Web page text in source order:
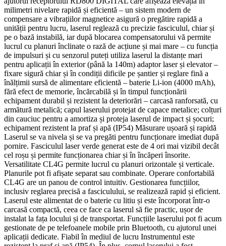
milimetri nivelare rapidă și eficientă – un sistem modern de
compensare a vibrațiilor magnetice asigură o pregătire rapidă a
unității pentru lucru, laserul reglează cu precizie fasciculul, chiar și
pe o bază instabilă, iar după blocarea compensatorului vă permite
lucrul cu planuri înclinate o rază de acțiune și mai mare – cu funcția
de impulsuri și cu senzorul puteți utiliza laserul la distanțe mari
pentru aplicații în exterior (până la 140m) adaptor laser și elevator –
fixare sigură chiar și în condiții dificile pe șantier și reglare fină a
înălțimii sursă de alimentare eficientă – baterie Li-ion (4000 mAh),
fără efect de memorie, încărcabilă și în timpul funcționării
echipament durabil și rezistent la deteriorări – carcasă ranforsată, cu
armătură metalică; capul laserului protejat de capace metalice; colțuri
din cauciuc pentru a amortiza și proteja laserul de impact și șocuri;
echipament rezistent la praf și apă (IP54) Măsurare ușoară și rapidă
Laserul se va nivela și se va pregăti pentru funcționare imediat după
pornire. Fasciculul laser verde generat este de 4 ori mai vizibil decât
cel roșu și permite funcționarea chiar și în încăperi însorite.
Versatilitate CL4G permite lucrul cu planuri orizontale și verticale.
Planurile pot fi afișate separat sau combinate. Operare confortabilă
CL4G are un panou de control intuitiv. Gestionarea funcțiilor,
inclusiv reglarea precisă a fasciculului, se realizează rapid și eficient.
Laserul este alimentat de o baterie cu litiu și este încorporat într-o
carcasă compactă, ceea ce face ca laserul să fie practic, ușor de
instalat la fața locului și de transportat. Funcțiile laserului pot fi acum
gestionate de pe telefoanele mobile prin Bluetooth, cu ajutorul unei
aplicații dedicate. Fiabil în mediul de lucru Instrumentul este